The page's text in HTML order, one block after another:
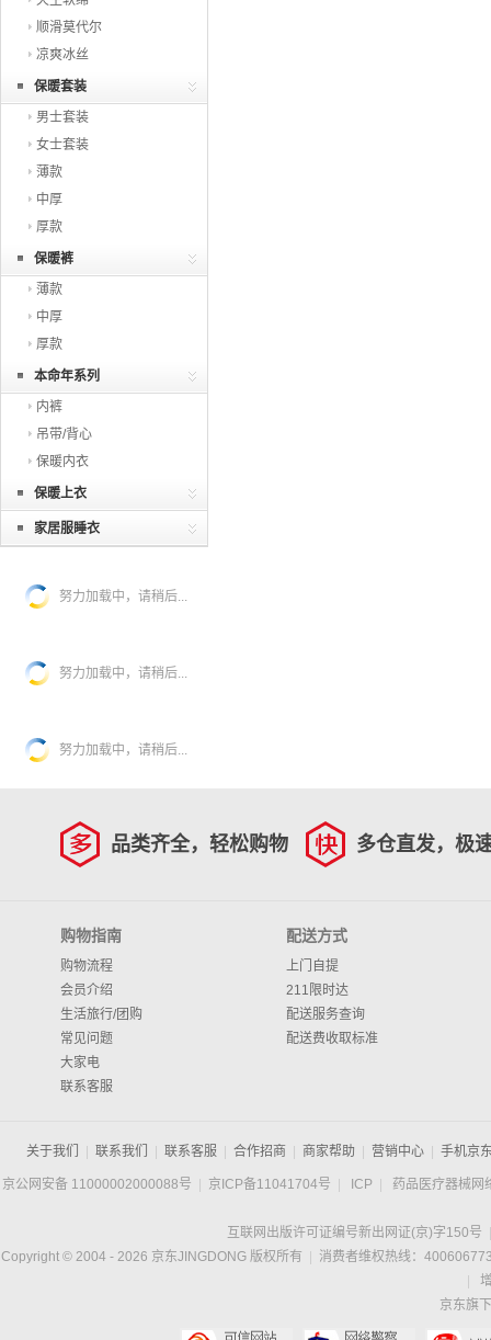
顺滑莫代尔
凉爽冰丝
保暖套装
男士套装
女士套装
薄款
中厚
厚款
保暖裤
薄款
中厚
厚款
本命年系列
内裤
吊带/背心
保暖内衣
保暖上衣
家居服睡衣
努力加载中，请稍后...
努力加载中，请稍后...
努力加载中，请稍后...
品类齐全，轻松购物 多仓直发，极
购物指南
购物流程
会员介绍
生活旅行/团购
常见问题
大家电
联系客服
配送方式
上门自提
211限时达
配送服务查询
配送费收取标准
关于我们 联系我们 联系客服 合作招商 商家帮助 营销中心 手机京
京公网安备 11000002000088号 京ICP备11041704号 ICP 药品医疗器械网
互联网出版许可证编号新出网证(京)字150号
Copyright © 2004 - 2026 京东JINGDONG 版权所有
消费者维权热线：
京东旗